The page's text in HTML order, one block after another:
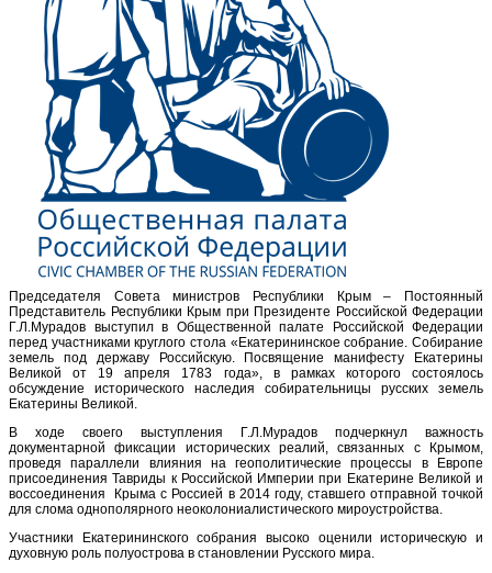
Председателя Совета министров Республики Крым – Постоянный
Представитель Республики Крым при Президенте Российской Федерации
Г.Л.Мурадов выступил в Общественной палате Российской Федерации
перед участниками круглого стола «Екатерининское собрание. Собирание
земель под державу Российскую. Посвящение манифесту Екатерины
Великой от 19 апреля 1783 года», в рамках которого состоялось
обсуждение исторического наследия собирательницы русских земель
Екатерины Великой.
В ходе своего выступления Г.Л.Мурадов подчеркнул важность
документарной фиксации исторических реалий, связанных с Крымом,
проведя параллели влияния на геополитические процессы в Европе
присоединения Тавриды к Российской Империи при Екатерине Великой и
воссоединения Крыма с Россией в 2014 году, ставшего отправной точкой
для слома однополярного неоколониалистического мироустройства.
Участники Екатерининского собрания высоко оценили историческую и
духовную роль полуострова в становлении Русского мира.